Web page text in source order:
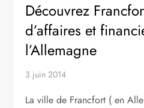
Découvrez
d’affaires et
l’Allemagne
3 juin 2014
La ville de Francfort ( en